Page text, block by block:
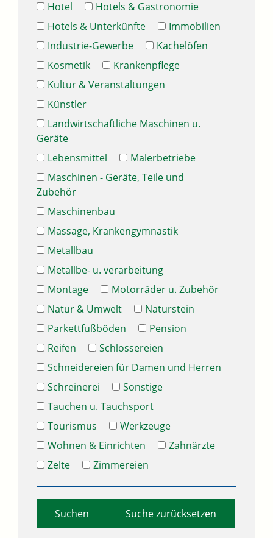
Hotel
Hotels & Gastronomie
Hotels & Unterkünfte
Immobilien
Industrie-Gewerbe
Kachelöfen
Kosmetik
Krankenpflege
Kultur & Veranstaltungen
Künstler
Landwirtschaftliche Maschinen u.
Geräte
Lebensmittel
Malerbetriebe
Maschinen - Geräte, Teile und
Zubehör
Maschinenbau
Massage, Krankengymnastik
Metallbau
Metallbe- u. verarbeitung
Montage
Motorräder u. Zubehör
Natur & Umwelt
Naturstein
Parkettfußböden
Pension
Reifen
Schlossereien
Schneidereien für Damen und Herren
Schreinerei
Sonstige
Tauchen u. Tauchsport
Tourismus
Werkzeuge
Wohnen & Einrichten
Zahnärzte
Zelte
Zimmereien
Suche zurücksetzen